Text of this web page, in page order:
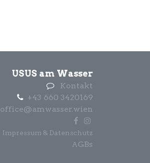
USUS am Wasser
Kontakt
+43 660 3420169
office@amwasser.wien
Impressum & Datenschutz
AGBs